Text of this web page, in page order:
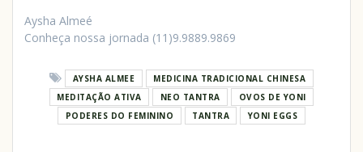
Aysha Almeé
Conheça nossa jornada (11)9.9889.9869
AYSHA ALMEE
MEDICINA TRADICIONAL CHINESA
MEDITAÇÃO ATIVA
NEO TANTRA
OVOS DE YONI
PODERES DO FEMININO
TANTRA YONI EGGS